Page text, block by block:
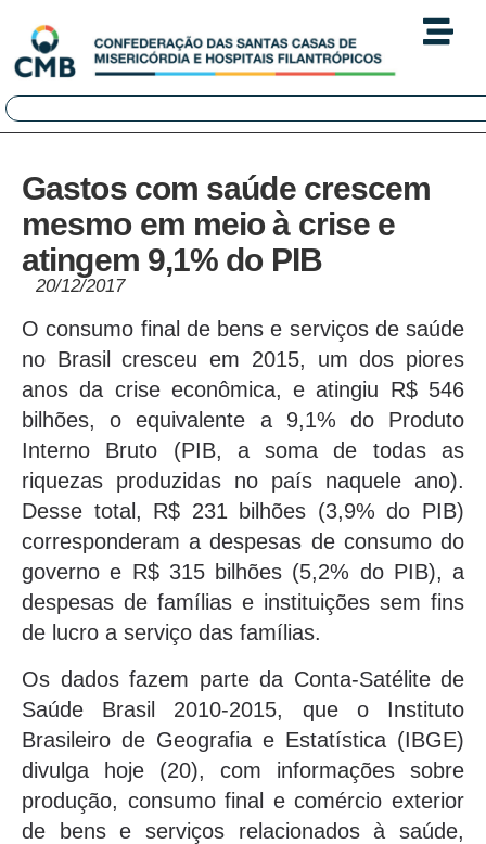
Gastos com saúde crescem
mesmo em meio à crise e
atingem 9,1% do PIB
20/12/2017
O consumo final de bens e serviços de saúde
no Brasil cresceu em 2015, um dos piores
anos da crise econômica, e atingiu R$ 546
bilhões, o equivalente a 9,1% do Produto
Interno Bruto (PIB, a soma de todas as
riquezas produzidas no país naquele ano).
Desse total, R$ 231 bilhões (3,9% do PIB)
corresponderam a despesas de consumo do
governo e R$ 315 bilhões (5,2% do PIB), a
despesas de famílias e instituições sem fins
de lucro a serviço das famílias.
Os dados fazem parte da Conta-Satélite de
Saúde Brasil 2010-2015, que o Instituto
Brasileiro de Geografia e Estatística (IBGE)
divulga hoje (20), com informações sobre
produção, consumo final e comércio exterior
de bens e serviços relacionados à saúde,